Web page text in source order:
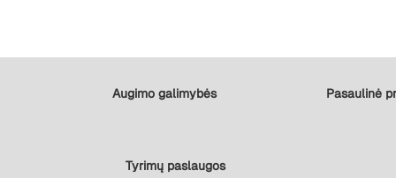
Augimo galimybės Pasaulinė
Tyrimų paslaugos